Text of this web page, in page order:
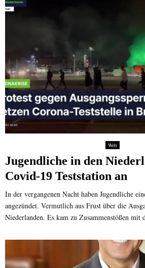
Welt
Jugendliche in den
Covid-19 Teststation an
In der vergangenen Nacht haben Jugendliche
angezündet. Vermutlich aus Frust über die
Niederlanden. Es kam zu Zusammenstößen mit